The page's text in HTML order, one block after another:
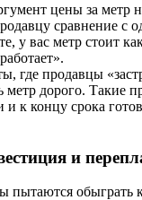
цены за метр
сравнение с
у вас метр стоит
где продавцы
метр дорого. Такие
и к концу срока
и
пытаются обыграть